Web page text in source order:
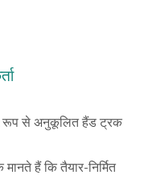
रूप से अनुकूलित हैंड ट्रक
हैं कि तैयार-निर्मित